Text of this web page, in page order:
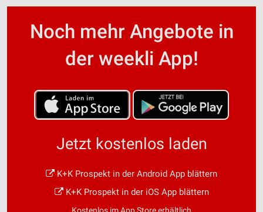
Noch mehr Angebote in
der weekli App!
Jetzt kostenlos laden
K+K Prospekt in der Android App blättern
K+K Prospekt in der iOS App blättern